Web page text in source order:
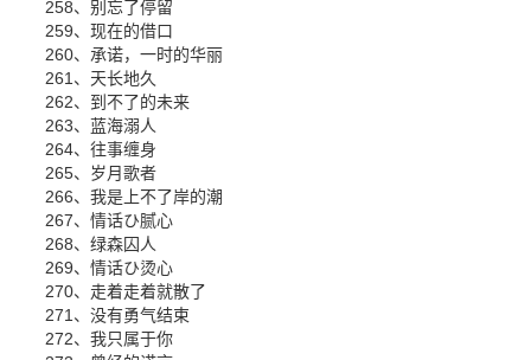
258、别忘了停留
259、现在的借口
260、承诺，一时的华丽
261、天长地久
262、到不了的未来
263、蓝海溺人
264、往事缠身
265、岁月歌者
266、我是上不了岸的潮
267、情话ひ腻心
268、绿森囚人
269、情话ひ烫心
270、走着走着就散了
271、没有勇气结束
272、我只属于你